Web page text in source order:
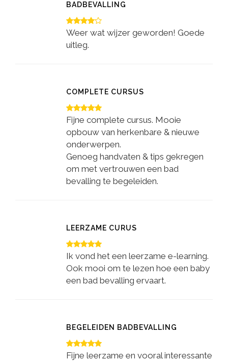
BADBEVALLING
Weer wat wijzer geworden! Goede
uitleg.
COMPLETE CURSUS
Fijne complete cursus. Mooie
opbouw van herkenbare & nieuwe
onderwerpen.
Genoeg handvaten & tips gekregen
om met vertrouwen een bad
bevalling te begeleiden.
LEERZAME CURUS
Ik vond het een leerzame e-learning.
Ook mooi om te lezen hoe een baby
een bad bevalling ervaart.
BEGELEIDEN BADBEVALLING
Fijne leerzame en vooral interessante